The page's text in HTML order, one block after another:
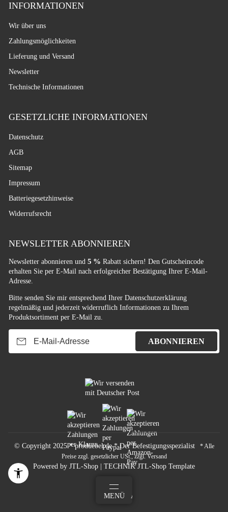
INFORMATIONEN
Wir über uns
Zahlungsmöglichkeiten
Lieferung und Versand
Newsletter
Technische Informationen
GESETZLICHE INFORMATIONEN
Datenschutz
AGB
Sitemap
Impressum
Batteriegesetzhinweise
Widerrufsrecht
NEWSLETTER ABONNIEREN
Newsletter abonnieren und 5 % Rabatt sichern! Den Gutscheincode
erhalten Sie per E-Mail nach erfolgreicher Bestätigung Ihrer E-Mail-
Adresse.
Bitte senden Sie mir entsprechend Ihrer Datenschutzerklärung
regelmäßig und jederzeit widerruflich Informationen zu Ihrem
Produktsortiment per E-Mail zu.
ABONNIEREN
© Copyright 2025 * produebel.de * Der Befestigungsspezialist
* Alle
Preise zzgl. gesetzlicher USt., zzgl.Versand
Powered by JTL-Shop TECHNIK JTL-Shop Template
MENÜ ANMELDEN